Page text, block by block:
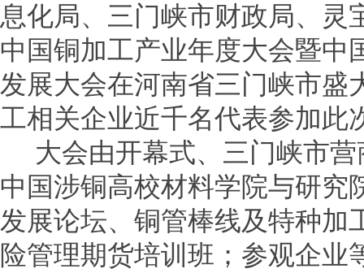
息化局、三门峡市财政局、灵
中国铜加工产业年度大会暨中
发展大会在河南省三门峡市盛
工相关企业近千名代表参加此
大会由开幕式、三门峡市
中国涉铜高校材料学院与研究
发展论坛、铜管棒线及特种加
险管理期货培训班；参观企业